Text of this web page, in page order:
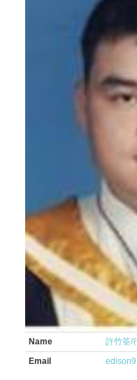
Name
許竹筌/
Email